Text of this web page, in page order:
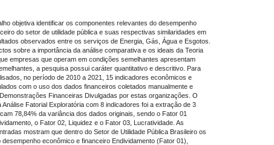
objetiva identificar os componentes relevantes do desempenho
do setor de utilidade pública e suas respectivas similaridades em
observados entre os serviços de Energia, Gás, Água e Esgotos.
sobre a importância da análise comparativa e os ideais da Teoria
empresas que operam em condições semelhantes apresentam
a pesquisa possui caráter quantitativo e descritivo. Para
no período de 2010 a 2021, 15 indicadores econômicos e
com o uso dos dados financeiros coletados manualmente e
Financeiras Divulgadas por estas organizações. O
Análise Fatorial Exploratória com 8 indicadores foi a extração de 3
78,84% da variância dos dados originais, sendo o Fator 01
o Fator 02, Liquidez e o Fator 03, Lucratividade. As
mostram que dentro do Setor de Utilidade Pública Brasileiro os
econômico e financeiro Endividamento (Fator 01),